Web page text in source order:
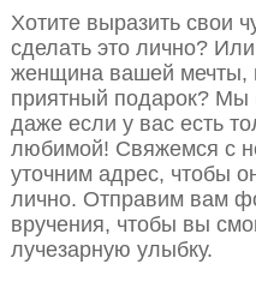
Хотите выразить свои
сделать это лично?
женщина вашей мечты,
приятный подарок? Мы
даже если у вас есть
любимой! Свяжемся с
уточним адрес, чтобы
лично. Отправим вам
вручения, чтобы вы
лучезарную улыбку.